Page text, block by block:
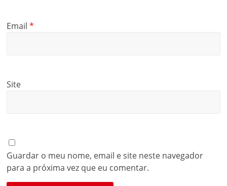
Email*
Site
Guardar o meu nome, email e site neste navegador
para a próxima vez que eu comentar.